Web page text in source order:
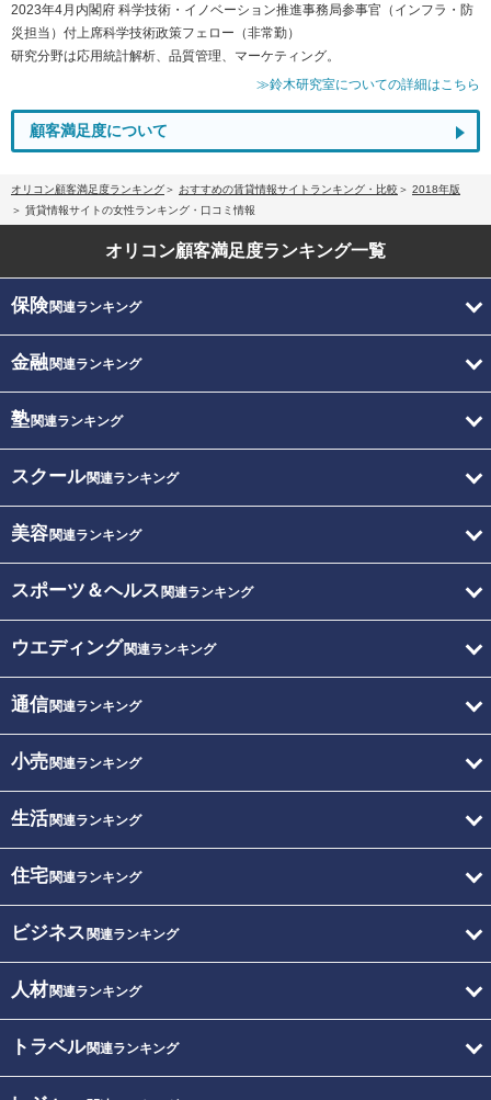
2023年4月内閣府 科学技術・イノベーション推進事務局参事官（インフラ・防
災担当）付上席科学技術政策フェロー（非常勤）
研究分野は応用統計解析、品質管理、マーケティング。
≫鈴木研究室についての詳細はこちら
顧客満足度について
オリコン顧客満足度ランキング おすすめの賃貸情報サイトランキング・比較
2018年版
賃貸情報サイトの女性ランキング・口コミ情報
オリコン顧客満足度ランキング一覧
保険関連ランキング
金融関連ランキング
塾関連ランキング
スクール関連ランキング
美容関連ランキング
スポーツ＆ヘルス 関連ランキング
ウエディング関連ランキング
通信関連ランキング
小売関連ランキング
生活関連ランキング
住宅関連ランキング
ビジネス 関連ランキング
人材関連ランキング
トラベル関連ランキング